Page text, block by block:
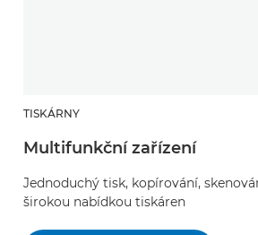
TISKÁRNY
Multifunkční zařízení
Jednoduchý tisk, kopírování,
širokou nabídkou tiskáren